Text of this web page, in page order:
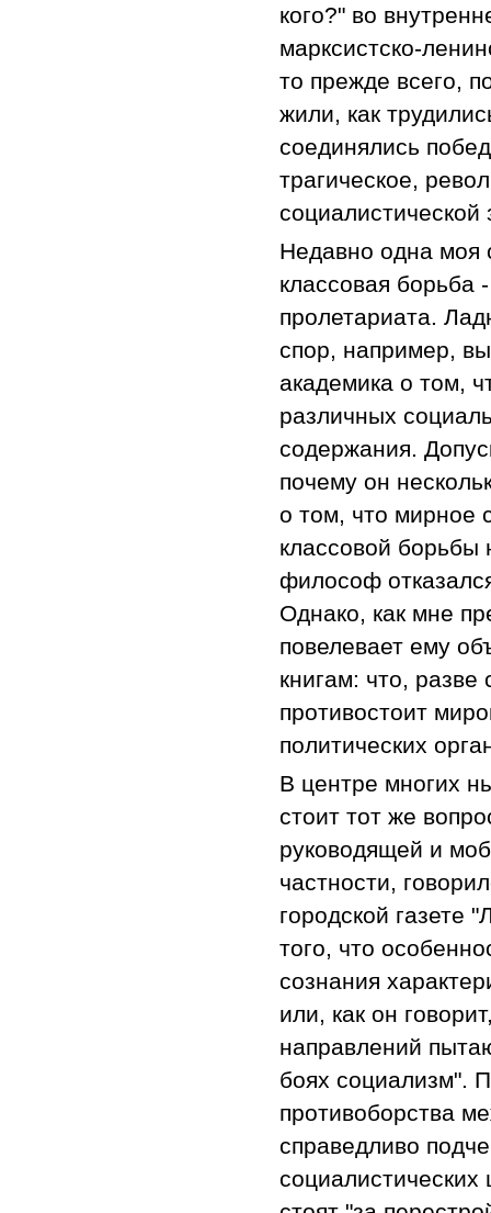
кого?" во
марксистско-
то прежде всего,
жили, как
соединялись
трагическое,
социалистической
Недавно одна моя
классовая борьба
пролетариата.
спор, например,
академика о том,
различных
содержания.
почему он
о том, что мирное
классовой
философ
Однако, как мне
повелевает ему
книгам: что,
противостоит
политических
В центре многих
стоит тот же
руководящей и
частности,
городской газете
того, что
сознания
или, как он
направлений
боях социализм".
противоборства
справедливо